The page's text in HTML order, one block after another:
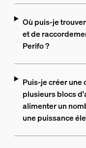
Où puis-je
et de
Perifo ?
Puis-je créer
plusieurs blocs
alimenter un
une puissance